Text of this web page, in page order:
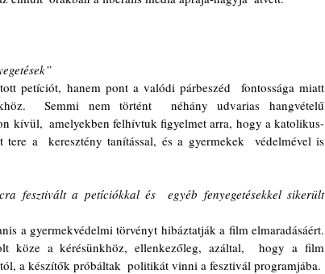
petíciót, hanem pont a valódi párbeszéd  fontossága miatt
Semmi nem történt  néhány udvarias hangvételű
kívül,  amelyekben felhívtuk figyelmet arra, hogy a katolikus-
tere a  keresztény tanítással, és a gyermekek  védelmével is
fesztivált a petíciókkal és  egyéb fenyegetésekkel sikerült
a gyermekvédelmi törvényt hibáztatják a film elmaradásáért.
köze a kérésünkhöz, ellenkezőleg, azáltal,  hogy a film
a készítők próbáltak  politikát vinni a fesztivál programjába.